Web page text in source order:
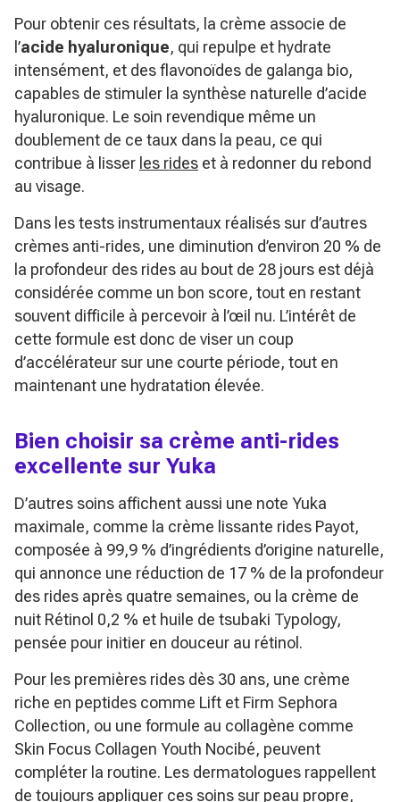
Pour obtenir ces résultats, la crème associe de
l’acide hyaluronique, qui repulpe et hydrate
intensément, et des flavonoïdes de galanga bio,
capables de stimuler la synthèse naturelle d’acide
hyaluronique. Le soin revendique même un
doublement de ce taux dans la peau, ce qui
contribue à lisser les rides et à redonner du rebond
au visage.
Dans les tests instrumentaux réalisés sur d’autres
crèmes anti-rides, une diminution d’environ 20 % de
la profondeur des rides au bout de 28 jours est déjà
considérée comme un bon score, tout en restant
souvent difficile à percevoir à l’œil nu. L’intérêt de
cette formule est donc de viser un coup
d’accélérateur sur une courte période, tout en
maintenant une hydratation élevée.
Bien choisir sa crème anti-rides
excellente sur Yuka
D’autres soins affichent aussi une note Yuka
maximale, comme la crème lissante rides Payot,
composée à 99,9 % d’ingrédients d’origine naturelle,
qui annonce une réduction de 17 % de la profondeur
des rides après quatre semaines, ou la crème de
nuit Rétinol 0,2 % et huile de tsubaki Typology,
pensée pour initier en douceur au rétinol.
Pour les premières rides dès 30 ans, une crème
riche en peptides comme Lift et Firm Sephora
Collection, ou une formule au collagène comme
Skin Focus Collagen Youth Nocibé, peuvent
compléter la routine. Les dermatologues rappellent
de toujours appliquer ces soins sur peau propre,